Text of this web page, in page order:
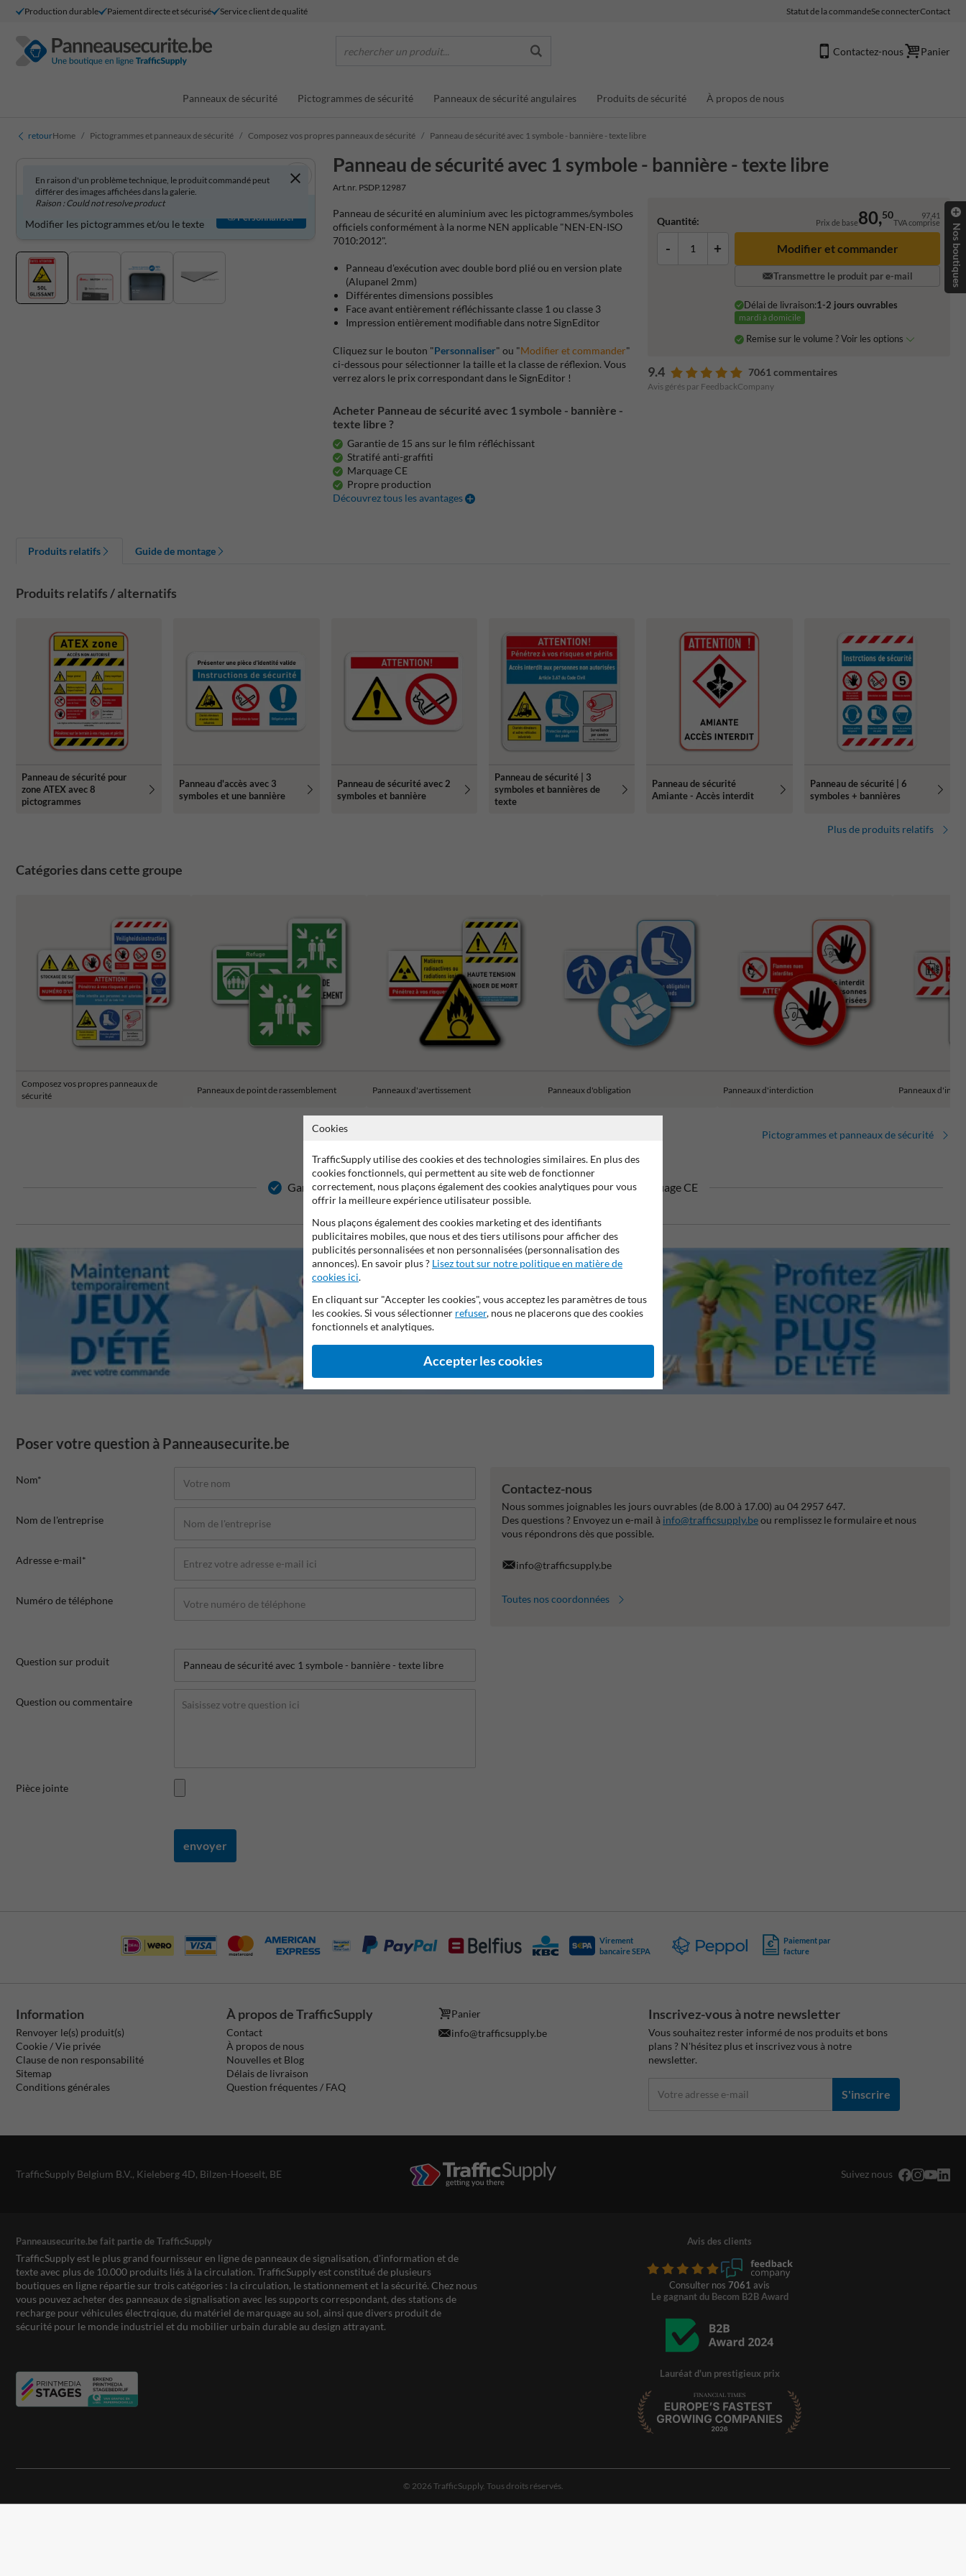
Production durable Paiement directe et sécurisé Service client de qualité Statut de la commandeSe connecterContact
rechercher un produit... Contactez-nous Panier
Panneaux de sécurité Pictogrammes de sécurité Panneaux de sécurité angulaires Produits de sécurité À propos de nous
retourHome Pictogrammes et panneaux de sécurité Composez vos propres panneaux de sécurité Panneau de sécurité avec 1 symbole - bannière - texte libre
Panneau de sécurité avec 1 symbole - bannière - texte libre
Art.nr. PSDP.12987
En raison d'un problème technique, le produit commandé peut
différer des images affichées dans la galerie.
Raison : Could not resolve product
Produit personnalisable ?
Modifier les pictogrammes et/ou le texte
Personnaliser Quantité: Prix de base80,50 97,41
TVA comprise
- +
Transmettre le produit par e-mail
Délai de livraison:1-2 jours ouvrables
mardi à domicile
Remise sur le volume ? Voir les options
9.4 7061 commentaires
Avis gérés par FeedbackCompany
Panneau de sécurité en aluminium avec les pictogrammes/symboles
officiels conformément à la norme NEN applicable "NEN-EN-ISO
7010:2012".
Panneau d'exécution avec double bord plié ou en version plate
(Alupanel 2mm)
Différentes dimensions possibles
Face avant entièrement réfléchissante classe 1 ou classe 3
Impression entièrement modifiable dans notre SignEditor
Cliquez sur le bouton "Personnaliser" ou "Modifier et commander"
ci-dessous pour sélectionner la taille et la classe de réflexion. Vous
verrez alors le prix correspondant dans le SignEditor !
Acheter Panneau de sécurité avec 1 symbole - bannière -
texte libre ?
Garantie de 15 ans sur le film réfléchissant
Stratifé anti-graffiti
Marquage CE
Propre production
Découvrez tous les avantages
Produits relatifs Guide de montage
Produits relatifs / alternatifs
Panneau de sécurité pour
zone ATEX avec 8
pictogrammes
Panneau d'accès avec 3
symboles et une bannière
Panneau de sécurité avec 2
symboles et bannière
Panneau de sécurité | 3
symboles et bannières de
texte
Panneau de sécurité
Amiante - Accès interdit
Panneau de sécurité | 6
symboles + bannières
Plus de produits relatifs
Catégories dans cette groupe
Composez vos propres panneaux de
sécurité
Panneaux de point de rassemblement Panneaux d'avertissement Panneaux d'obligation Panneaux d'interdiction Panneaux
Pictogrammes et panneaux de sécurité
Garantie de 15 ans sur le film réfléchissant Stratifé anti-graffiti Marquage CE
Poser votre question à Panneausecurite.be
Nom*
Nom de l'entreprise
Adresse e-mail*
Numéro de téléphone
Question sur produit
Question ou commentaire
Pièce jointe
envoyer
Contactez-nous
Nous sommes joignables les jours ouvrables (de 8.00 à 17.00) au 04 2957 647.
Des questions ? Envoyez un e-mail à info@trafficsupply.beou remplissez le formulaire et nous
vous répondrons dès que possible.
info@trafficsupply.be
Toutes nos coordonnées
Virement
bancaire SEPA
Paiement par
facture
Information
Renvoyer le(s) produit(s)
Cookie / Vie privée
Clause de non responsabilité
Sitemap
Conditions générales
À propos de TrafficSupply
Contact
À propos de nous
Nouvelles et Blog
Délais de livraison
Question fréquentes / FAQ
Panier
info@trafficsupply.be
Inscrivez-vous à notre newsletter
Vous souhaitez rester informé de nos produits et bons
plans ? N'hésitez plus et inscrivez vous à notre
newsletter.
S'inscrire
TrafficSupply Belgium B.V., Kieleberg 4D, Bilzen-Hoeselt, BE Suivez nous
Panneausecurite.be fait partie de TrafficSupply
TrafficSupply est le plus grand fournisseur en ligne de panneaux de signalisation, d'information et de
texte avec plus de 10.000 produits liés à la circulation. TrafficSupply est constitué de plusieurs
boutiques en ligne répartie sur trois catégories : la circulation, le stationnement et la sécurité. Chez nous
vous pouvez acheter des panneaux de signalisation avec les supports correspondant, des stations de
recharge pour véhicules électrqique, du matériel de marquage au sol, ainsi que divers produit de
sécurité pour le monde industriel et du mobilier urbain durable au design attrayant.
Avis des clients
Consulter nos 7061 avis
Le gagnant du Becom B2B Award
Lauréat d'un prestigieux prix
© 2026 TrafficSupply. Tous droits réservés.
Nos boutiques
Cookies
TrafficSupply utilise des cookies et des technologies similaires. En plus des
cookies fonctionnels, qui permettent au site web de fonctionner
correctement, nous plaçons également des cookies analytiques pour vous
offrir la meilleure expérience utilisateur possible.
Nous plaçons également des cookies marketing et des identifiants
publicitaires mobiles, que nous et des tiers utilisons pour afficher des
publicités personnalisées et non personnalisées (personnalisation des
annonces). En savoir plus ? Lisez tout sur notre politique en matière de
cookies ici.
En cliquant sur "Accepter les cookies", vous acceptez les paramètres de tous
les cookies. Si vous sélectionner refuser, nous ne placerons que des cookies
fonctionnels et analytiques.
Accepter les cookies